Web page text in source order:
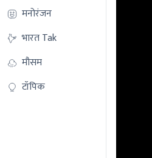
मनोरंजन
भारत Tak
मौसम
टॉपिक